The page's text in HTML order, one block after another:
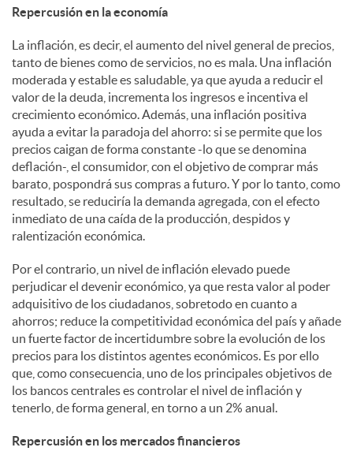
Repercusión en la economía
La inflación, es decir, el aumento del nivel general de precios,
tanto de bienes como de servicios, no es mala. Una inflación
moderada y estable es saludable, ya que ayuda a reducir el
valor de la deuda, incrementa los ingresos e incentiva el
crecimiento económico. Además, una inflación positiva
ayuda a evitar la paradoja del ahorro: si se permite que los
precios caigan de forma constante -lo que se denomina
deflación-, el consumidor, con el objetivo de comprar más
barato, pospondrá sus compras a futuro. Y por lo tanto, como
resultado, se reduciría la demanda agregada, con el efecto
inmediato de una caída de la producción, despidos y
ralentización económica.
Por el contrario, un nivel de inflación elevado puede
perjudicar el devenir económico, ya que resta valor al poder
adquisitivo de los ciudadanos, sobretodo en cuanto a
ahorros; reduce la competitividad económica del país y añade
un fuerte factor de incertidumbre sobre la evolución de los
precios para los distintos agentes económicos. Es por ello
que, como consecuencia, uno de los principales objetivos de
los bancos centrales es controlar el nivel de inflación y
tenerlo, de forma general, en torno a un 2% anual.
Repercusión en los mercados financieros